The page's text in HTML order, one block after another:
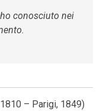
conosciuto nei
– Parigi, 1849)